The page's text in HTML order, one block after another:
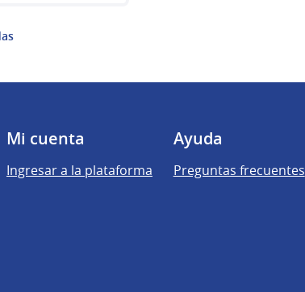
Mi cuenta
Ingresar a la plataforma
Ayuda
Preguntas frecuentes